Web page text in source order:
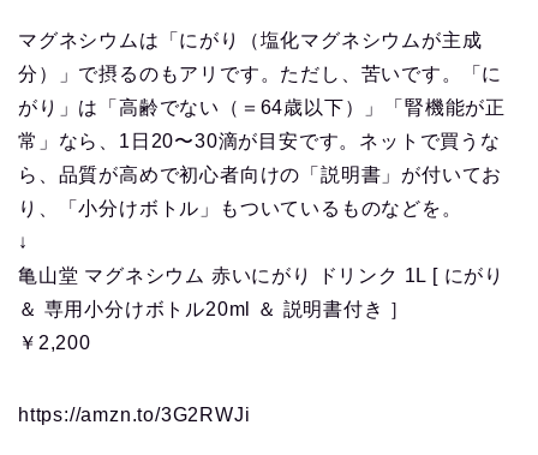
マグネシウムは「にがり（塩化マグネシウムが主成
分）」で摂るのもアリです。ただし、苦いです。「に
がり」は「高齢でない（＝64歳以下）」「腎機能が正
常」なら、1日20〜30滴が目安です。ネットで買うな
ら、品質が高めで初心者向けの「説明書」が付いてお
り、「小分けボトル」もついているものなどを。
↓
亀山堂 マグネシウム 赤いにがり ドリンク 1L [ にがり
＆ 専用小分けボトル20ml ＆ 説明書付き ］
￥2,200
https://amzn.to/3G2RWJi